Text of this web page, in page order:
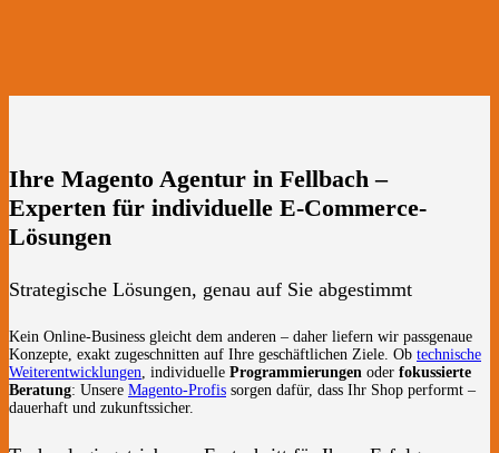
Ihre Magento Agentur in Fellbach –
Experten für individuelle E-Commerce-
Lösungen
Strategische Lösungen, genau auf Sie abgestimmt
Kein Online-Business gleicht dem anderen – daher liefern wir passgenaue
Konzepte, exakt zugeschnitten auf Ihre geschäftlichen Ziele. Ob technische
Weiterentwicklungen , individuelle Programmierungen oder fokussierte
Beratung: Unsere Magento-Profis sorgen dafür, dass Ihr Shop performt –
dauerhaft und zukunftssicher.